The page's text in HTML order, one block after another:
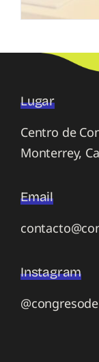
Lugar
Centro de
Monterrey,
Email
Instagram